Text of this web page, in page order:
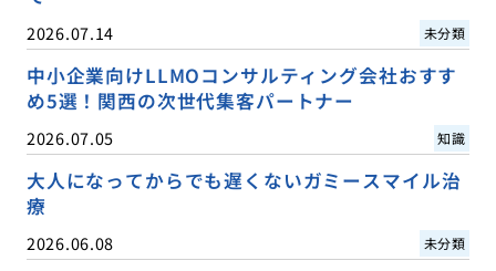
2026.07.14 未分類
中小企業向けLLMOコンサルティング会社おすす
め5選！関西の次世代集客パートナー
2026.07.05 知識
大人になってからでも遅くないガミースマイル治
療
2026.06.08 未分類